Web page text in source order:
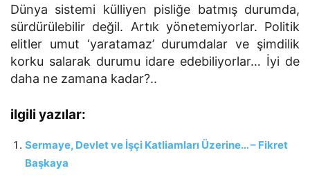
Dünya sistemi külliyen pisliğe batmış durumda,
sürdürülebilir değil. Artık yönetemiyorlar. Politik
elitler umut ‘yaratamaz’ durumdalar ve şimdilik
korku salarak durumu idare edebiliyorlar… İyi de
daha ne zamana kadar?..
ilgili yazılar:
Sermaye, Devlet ve İşçi Katliamları Üzerine… – Fikret
Başkaya